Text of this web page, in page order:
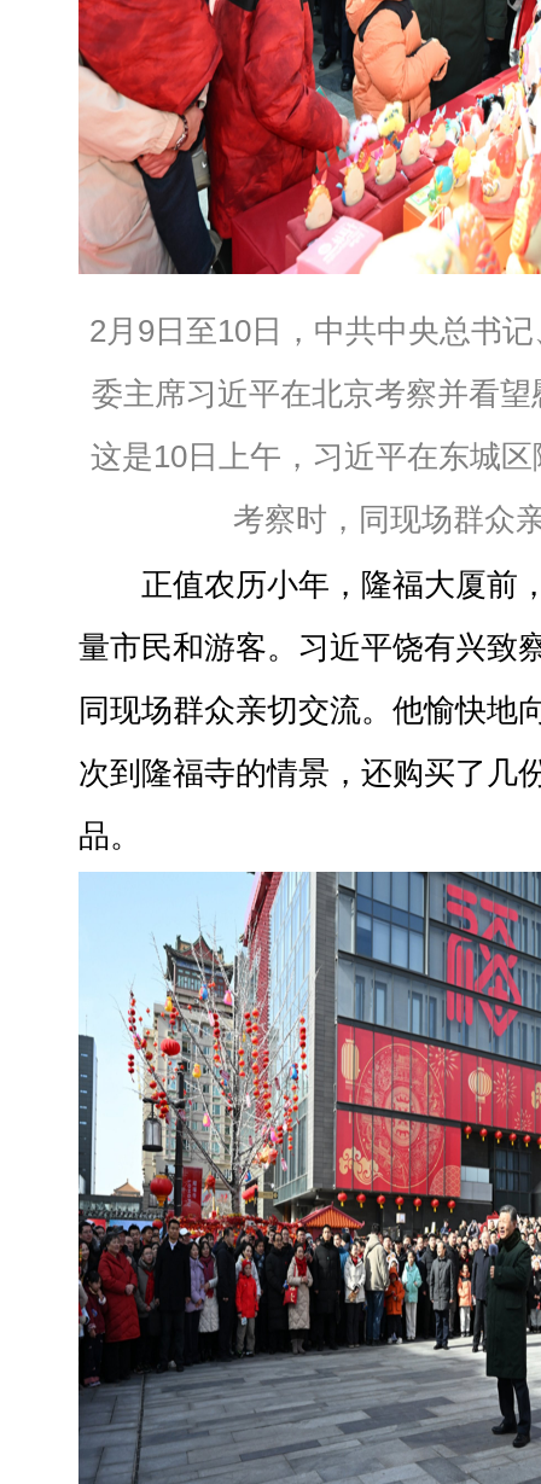
2月9日至10日，中共中央总书
委主席习近平在北京考察并看
这是10日上午，习近平在东城
考察时，同现场群众
正值农历小年，隆福大厦前
量市民和游客。习近平饶有兴致
同现场群众亲切交流。他愉快地
次到隆福寺的情景，还购买了几
品。